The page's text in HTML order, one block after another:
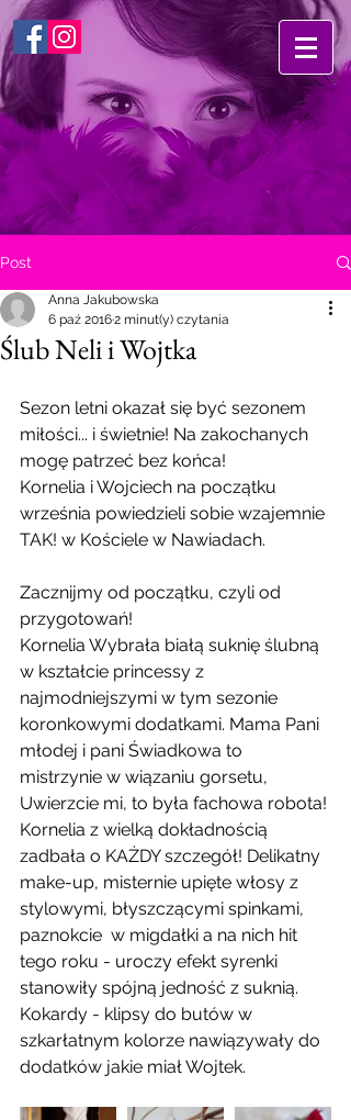
Post
Ślub Neli i Wojtka
Anna Jakubowska
6 paź 20162 minut(y) czytania
Sezon letni okazał się być sezonem
miłości... i świetnie! Na zakochanych
mogę patrzeć bez końca!
Kornelia i Wojciech na początku
września powiedzieli sobie wzajemnie
TAK! w Kościele w Nawiadach.
Zacznijmy od początku, czyli od
przygotowań!
Kornelia Wybrała białą suknię ślubną
w kształcie princessy z
najmodniejszymi w tym sezonie
koronkowymi dodatkami. Mama Pani
młodej i pani Świadkowa to
mistrzynie w wiązaniu gorsetu,
Uwierzcie mi, to była fachowa robota!
Kornelia z wielką dokładnością
zadbała o KAŻDY szczegół! Delikatny
make-up, misternie upięte włosy z
stylowymi, błyszczącymi spinkami,
paznokcie  w migdałki a na nich hit
tego roku - uroczy efekt syrenki
stanowiły spójną jedność z suknią.
Kokardy - klipsy do butów w
szkarłatnym kolorze nawiązywały do
dodatków jakie miał Wojtek.